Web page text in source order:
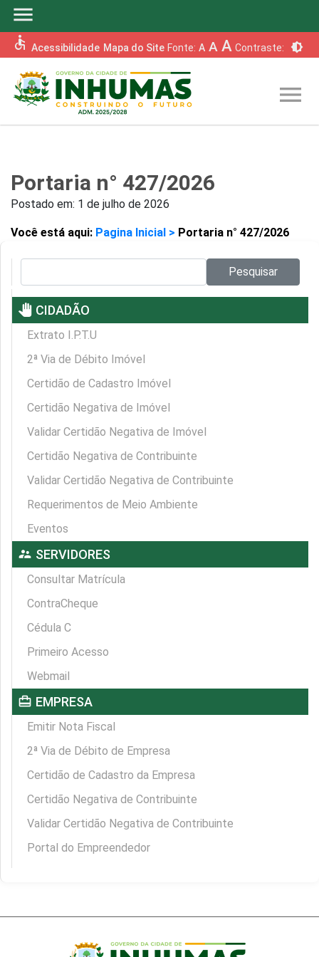
menu
accessible Acessibilidade Mapa do Site Fonte: A A A Contraste: brightness_6
menu
Portaria n° 427/2026
Postado em: 1 de julho de 2026
Você está aqui: Pagina Inicial > Portaria n° 427/2026
Pesquisar
pan_tool CIDADÃO
Extrato I.P.T.U
2ª Via de Débito Imóvel
Certidão de Cadastro Imóvel
Certidão Negativa de Imóvel
Validar Certidão Negativa de Imóvel
Certidão Negativa de Contribuinte
Validar Certidão Negativa de Contribuinte
Requerimentos de Meio Ambiente
Eventos
supervisor_account SERVIDORES
Consultar Matrícula
ContraCheque
Cédula C
Primeiro Acesso
Webmail
card_travel EMPRESA
Emitir Nota Fiscal
2ª Via de Débito de Empresa
Certidão de Cadastro da Empresa
Certidão Negativa de Contribuinte
Validar Certidão Negativa de Contribuinte
Portal do Empreendedor